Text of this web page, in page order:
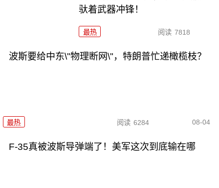
驮着武器冲锋！
最热 阅读 7818
波斯要给中东\"物理断网\"，特朗普忙递橄榄枝？
最热 阅读 6284 08-04
F-35真被波斯导弹端了！美军这次到底输在哪